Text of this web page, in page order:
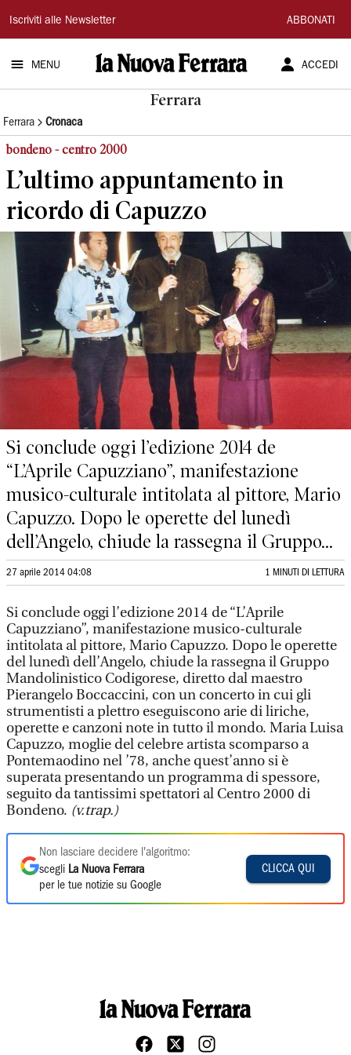
La
Nuova
Ferrara
Iscriviti alle Newsletter ABBONATI
MENU ACCEDI
Ferrara
Ferrara Cronaca
bondeno - centro 2000
L’ultimo appuntamento in
ricordo di Capuzzo
Si conclude oggi l’edizione 2014 de
“L’Aprile Capuzziano”, manifestazione
musico-culturale intitolata al pittore, Mario
Capuzzo. Dopo le operette del lunedì
dell’Angelo, chiude la rassegna il Gruppo...
27 aprile 2014 04:08 1 MINUTI DI LETTURA
Si conclude oggi l’edizione 2014 de “L’Aprile
Capuzziano”, manifestazione musico-culturale
intitolata al pittore, Mario Capuzzo. Dopo le operette
del lunedì dell’Angelo, chiude la rassegna il Gruppo
Mandolinistico Codigorese, diretto dal maestro
Pierangelo Boccaccini, con un concerto in cui gli
strumentisti a plettro eseguiscono arie di liriche,
operette e canzoni note in tutto il mondo. Maria Luisa
Capuzzo, moglie del celebre artista scomparso a
Pontemaodino nel ’78, anche quest’anno si è
superata presentando un programma di spessore,
seguito da tantissimi spettatori al Centro 2000 di
Bondeno. (v.trap.)
Non lasciare decidere l'algoritmo:
scegli La Nuova Ferrara
per le tue notizie su Google
CLICCA QUI